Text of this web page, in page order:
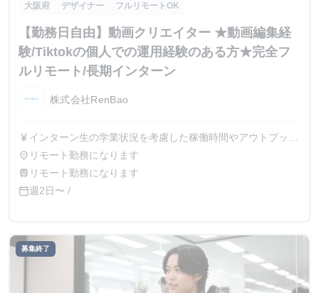
大阪府 デザイナー フルリモートOK
【勤務日自由】動画クリエイター ★動画編集経
験/Tiktokの個人での運用経験のある方★完全フ
ルリモート/長期インターン
株式会社RenBao
currency_yen インターン生の学業状況を考慮した稼働時間やアウトプット
に応じて採用時に給与を決定致します。面談時に詳細はお伝
えしますのでご安心ください。 ※稼働時間に対して支給す
る場合、最低賃金を下回ることはございませんのでご安心く
place リモート勤務になります
train リモート勤務になります
calendar_today週2日〜 /
募集終了